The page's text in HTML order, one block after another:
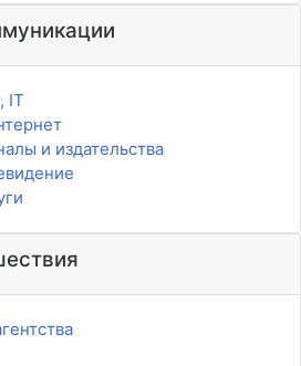
IT
и издательства